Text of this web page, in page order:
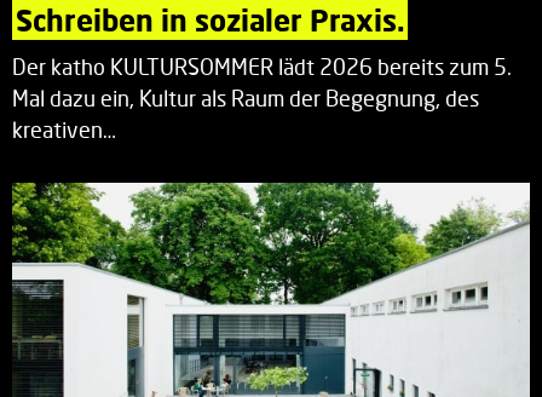
Schreiben in sozialer Praxis.
Der katho KULTURSOMMER lädt 2026 bereits zum 5.
Mal dazu ein, Kultur als Raum der Begegnung, des
kreativen…